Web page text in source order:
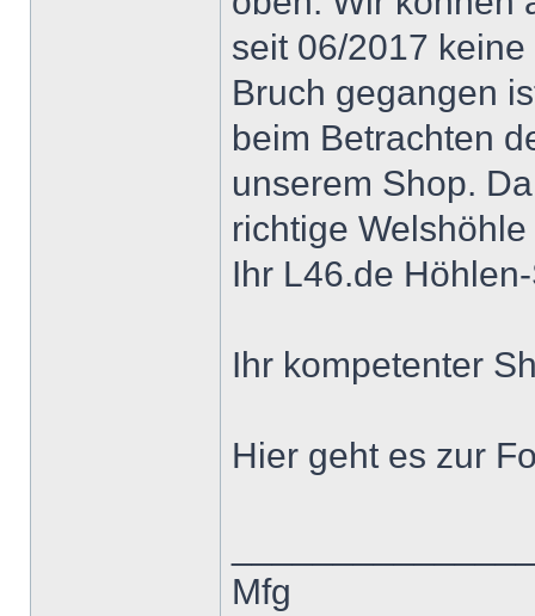
seit 06/2017
Bruch gegangen
beim Betrachten
unserem Shop.
richtige
Ihr L46.de
Ihr kompetenter
Hier geht es zur
Mfg